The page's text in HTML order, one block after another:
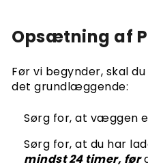
Opsætning af
Før vi begynder, skal
det grundlæggende:
Sørg for, at væggen
Sørg for, at du har
mindst 24 timer, før